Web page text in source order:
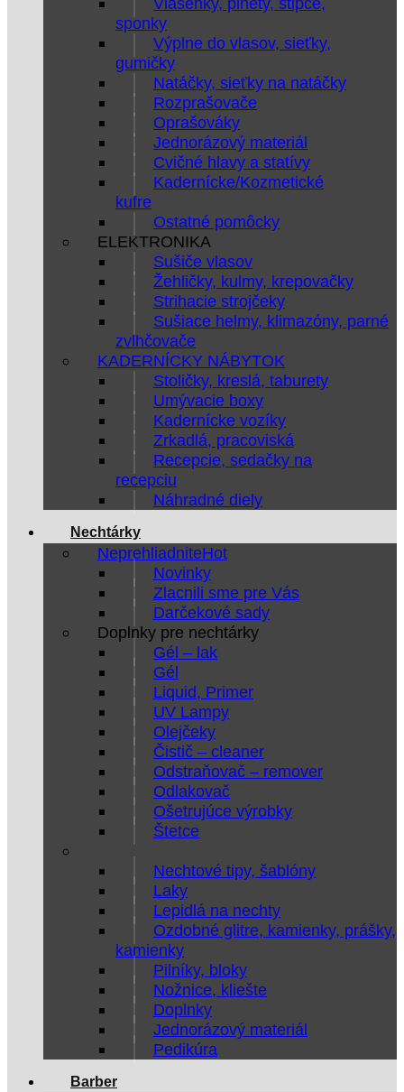
sponky
Výplne do vlasov, sieťky,
gumičky
Natáčky, sieťky na natáčky
Rozprašovače
Oprašováky
Jednorázový materiál
Cvičné hlavy a statívy
Kadernícke/Kozmetické
kufre
Ostatné pomôcky
ELEKTRONIKA
Sušiče vlasov
Žehličky, kulmy, krepovačky
Strihacie strojčeky
Sušiace helmy, klimazóny, parné
zvlhčovače
KADERNÍCKY NÁBYTOK
Stoličky, kreslá, taburety
Umývacie boxy
Kadernícke vozíky
Zrkadlá, pracoviská
Recepcie, sedačky na
recepciu
Náhradné diely
Nechtárky
Neprehliadnite
Novinky
Zlacnili sme pre Vás
Darčekové sady
Doplnky pre nechtárky
Gél – lak
Gél
Liquid, Primer
UV Lampy
Olejčeky
Čistič – cleaner
Odstraňovač – remover
Odlakovač
Ošetrujúce výrobky
Štetce
Nechtové tipy, šablóny
Laky
Lepidlá na nechty
Ozdobné glitre, kamienky, prášky,
kamienky
Pilníky, bloky
Nožnice, kliešte
Doplnky
Jednorázový materiál
Pedikúra
Barber